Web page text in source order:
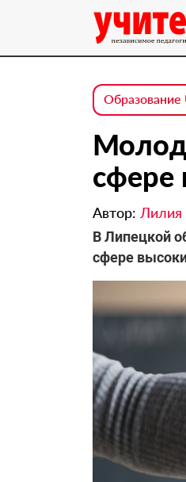
Образование
сфере
Автор: Лилия
В Липецкой
сфере